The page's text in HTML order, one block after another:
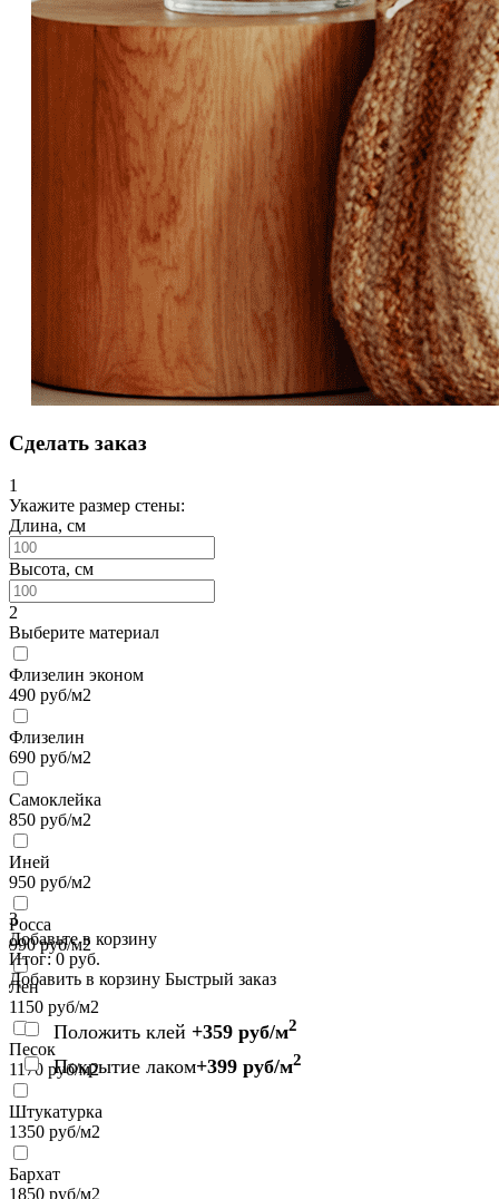
Сделать заказ
1
Укажите размер стены:
Длина, см
Высота, см
2
Выберите материал
Флизелин эконом
490 руб/м2
Флизелин
690 руб/м2
Самоклейка
850 руб/м2
Иней
950 руб/м2
Росса
990руб/м2
Лен
1150 руб/м2
Песок
1170 руб/м2
Штукатурка
1350 руб/м2
Бархат
1850 руб/м2
3
Добавьте в корзину
Итог:0 руб.
Добавить в корзину Быстрый заказ
Положить клей +359 руб/м2
Покрытие лаком+399 руб/м2